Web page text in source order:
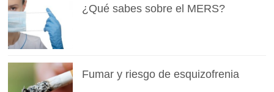
¿Qué sabes sobre el MERS?
Fumar y riesgo de esquizofrenia